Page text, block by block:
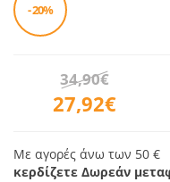
- 20%
27,92€
34,90€
Με αγορές άνω των 50 €
κερδίζετε Δωρεάν